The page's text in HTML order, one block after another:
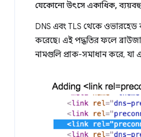
যেকোনো উৎসে একাধিক,
DNS এবং TLS থেকে ওভারহেড
করেছে। এই পদ্ধতির ফলে
নামগুলি প্রাক-সমাধান করে, যা